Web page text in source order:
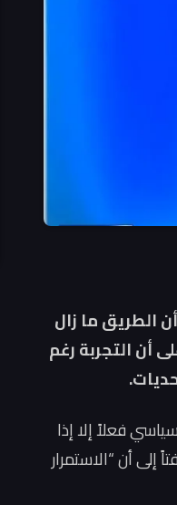
الطريق ما زال
أن التجربة رغم
فعلاً إلا إذا
إلى أن “الاستمرار